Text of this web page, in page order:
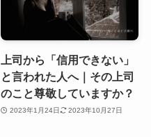
上司から「信用できない」
と言われた人へ｜その上司
のこと尊敬していますか？
2023年1月24日 2023年10月27日